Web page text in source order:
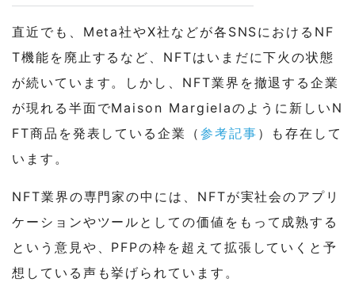
直近でも、Meta社やX社などが各SNSにおけるNF
T機能を廃止するなど、NFTはいまだに下火の状態
が続いています。しかし、NFT業界を撤退する企業
が現れる半面でMaison Margielaのように新しいN
FT商品を発表している企業（ 参考記事 ）も存在して
います。
NFT業界の専門家の中には、NFTが実社会のアプリ
ケーションやツールとしての価値をもって成熟する
という意見や、PFPの枠を超えて拡張していくと予
想している声も挙げられています。